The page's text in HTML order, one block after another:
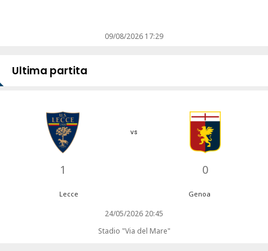
09/08/2026 17:29
Ultima partita
1
vs
0
Lecce Genoa
24/05/2026 20:45
Stadio "Via del Mare"